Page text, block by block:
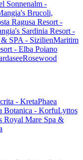
Sonnenalm -
Brucoli,
Ragusa Resort -
Sardinia Resort -
SPA - SizilienMaritim
- Elba Poiano
Rosewood
- KretaPhaea
Botanica - KorfuLyttos
Royal Mare Spa &